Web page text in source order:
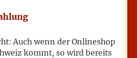
Auch wenn der Onlineshop
kommt, so wird bereits